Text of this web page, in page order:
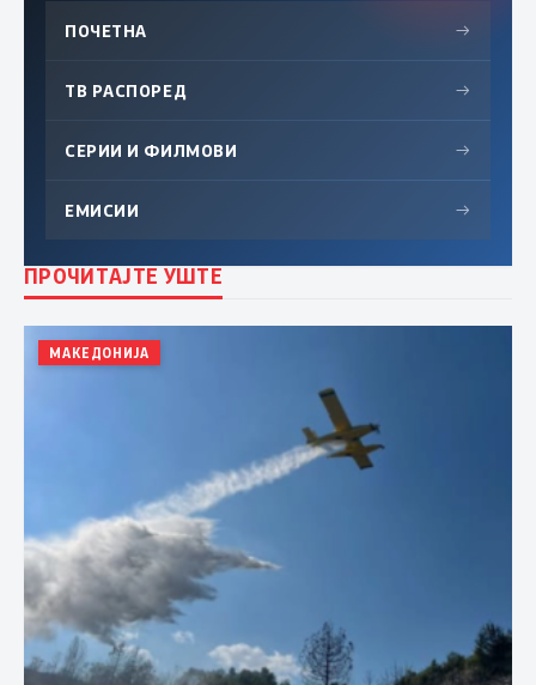
ПОЧЕТНА →
ТВ РАСПОРЕД →
СЕРИИ И ФИЛМОВИ →
ЕМИСИИ →
ПРОЧИТАЈТЕ УШТЕ
МАКЕДОНИЈА